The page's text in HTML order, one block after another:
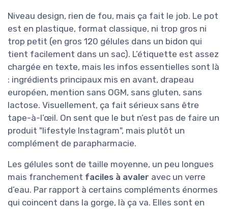
Niveau design, rien de fou, mais ça fait le job. Le pot
est en plastique, format classique, ni trop gros ni
trop petit (en gros 120 gélules dans un bidon qui
tient facilement dans un sac). L’étiquette est assez
chargée en texte, mais les infos essentielles sont là
: ingrédients principaux mis en avant, drapeau
européen, mention sans OGM, sans gluten, sans
lactose. Visuellement, ça fait sérieux sans être
tape-à-l’œil. On sent que le but n’est pas de faire un
produit "lifestyle Instagram", mais plutôt un
complément de parapharmacie.
Les gélules sont de taille moyenne, un peu longues
mais franchement faciles à avaler avec un verre
d’eau. Par rapport à certains compléments énormes
qui coincent dans la gorge, là ça va. Elles sont en